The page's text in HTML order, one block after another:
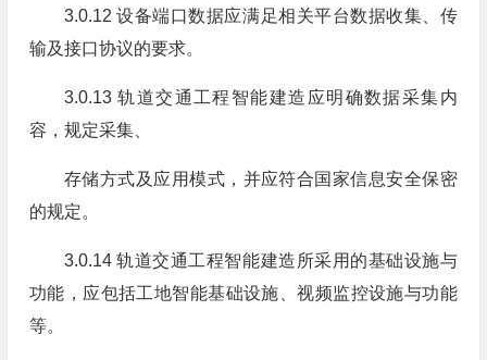
3.0.12 设备端口数据应满足相关平台数据收集、传
输及接口协议的要求。
3.0.13 轨道交通工程智能建造应明确数据采集内
容，规定采集、
存储方式及应用模式，并应符合国家信息安全保密
的规定。
3.0.14 轨道交通工程智能建造所采用的基础设施与
功能，应包括工地智能基础设施、视频监控设施与功能
等。